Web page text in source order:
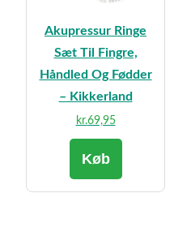
Akupressur Ringe
Sæt Til Fingre,
Håndled Og Fødder
– Kikkerland
kr.69,95
Køb